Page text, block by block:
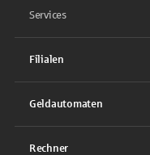
Services
Filialen
Geldautomaten
Rechner